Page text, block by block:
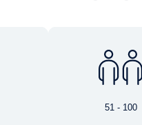
51 - 100